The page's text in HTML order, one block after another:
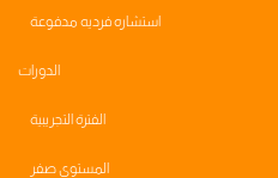
استشاره فرديه مدفوعة
الدورات
الفترة التجريبية
المستوى صفر